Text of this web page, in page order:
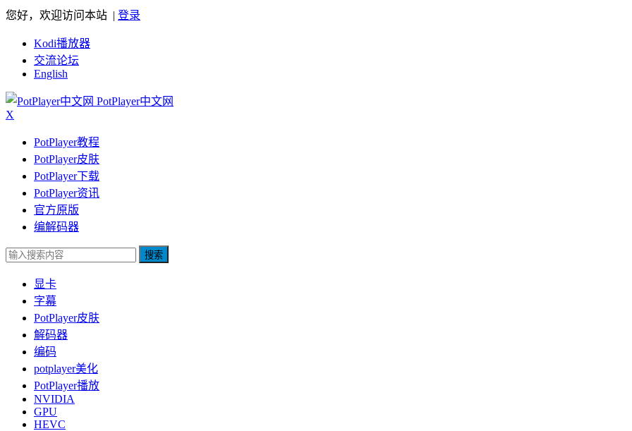
您好，欢迎访问本站 | 登录
Kodi播放器
交流论坛
English
PotPlayer中文网
X
PotPlayer教程
PotPlayer皮肤
PotPlayer下载
PotPlayer资讯
官方原版
编解码器
搜索
显卡
字幕
PotPlayer皮肤
解码器
编码
potplayer美化
PotPlayer播放
NVIDIA
GPU
HEVC